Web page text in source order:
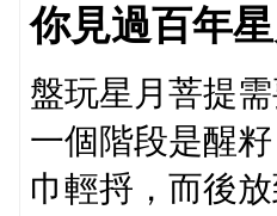
你見過百年
盤玩星月菩提
一個階段是醒
巾輕捋，而後